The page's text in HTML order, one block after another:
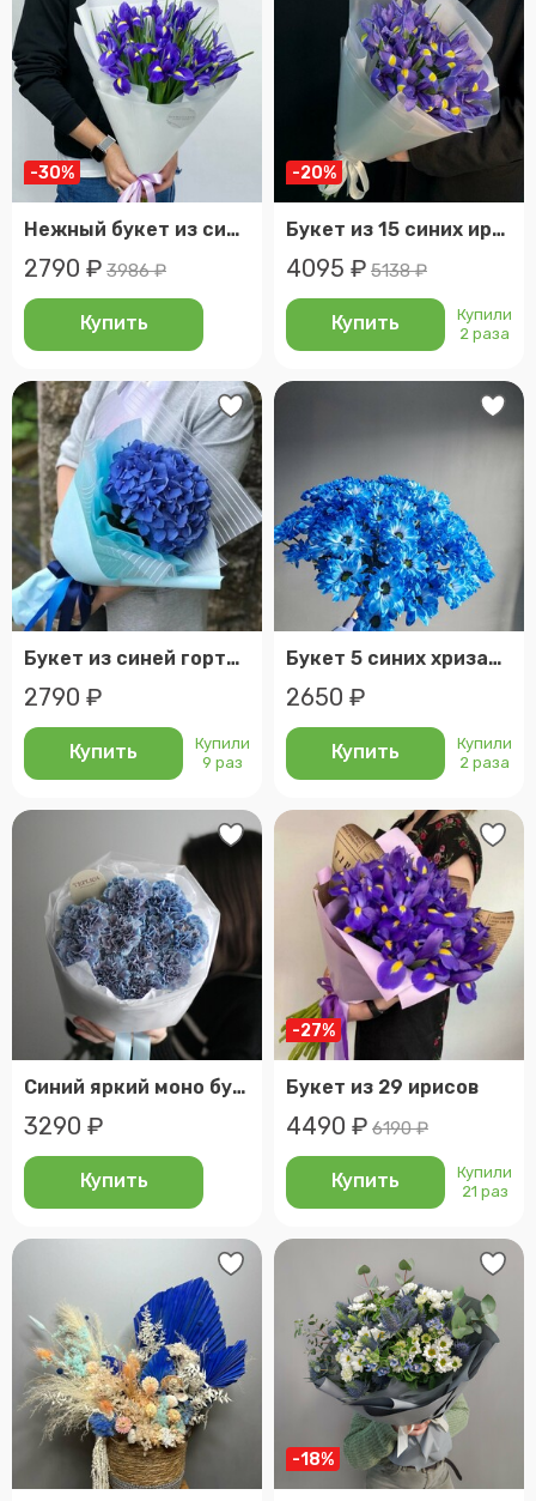
-30%
Нежный букет из синих ирисов в белой упаковке (размер s)
2790 ₽ 3986 ₽
Купить
-20%
Букет из 15 синих ирисов (мб 008)
4095 ₽ 5138 ₽
Купить
Купили
2 раза
Букет из синей гортензии
2790 ₽
Купить
Купили
9 раз
Букет 5 синих хризантем
2650 ₽
Купить
Купили
2 раза
Синий яркий моно букет: экзотические синие диантусы (гвоздики)
3290 ₽
Купить
-27%
Букет из 29 ирисов
4490 ₽ 6190 ₽
Купить
Купили
21 раз
-18%